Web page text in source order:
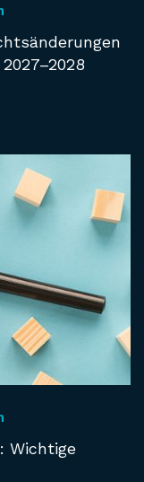
Wichtige